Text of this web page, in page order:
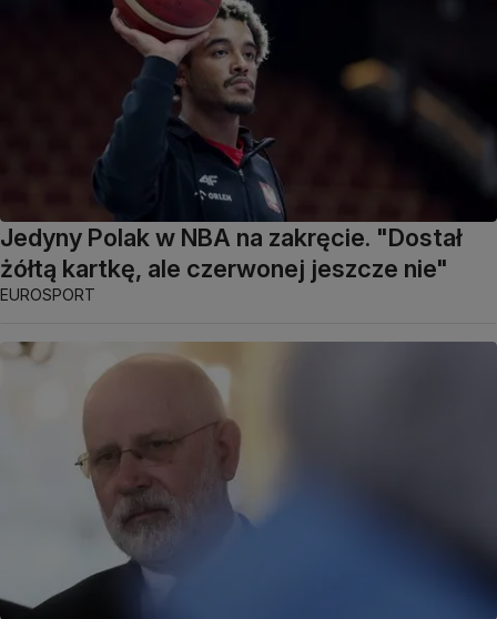
Jedyny Polak w NBA na zakręcie. "Dostał
żółtą kartkę, ale czerwonej jeszcze nie"
EUROSPORT